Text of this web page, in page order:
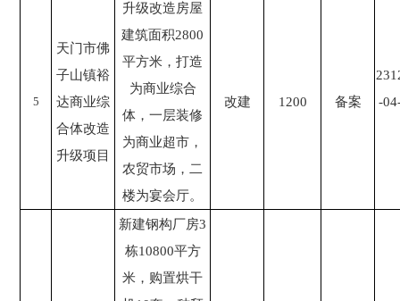
5
天门市佛
子山镇裕
达商业综
合体改造
升级项目
升级改造房屋
建筑面积2800
平方米，打造
为商业综合
体，一层装修
为商业超市，
农贸市场，二
楼为宴会厅。
改建 1200 备案
-
新建钢构⼚房3
栋10800平⽅
⽶，购置烘⼲